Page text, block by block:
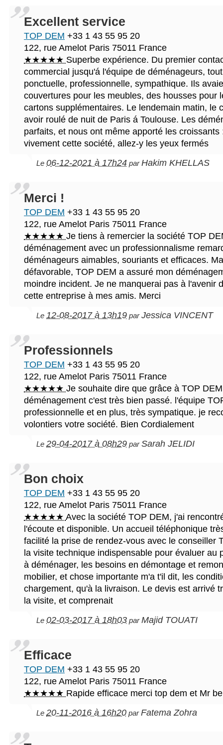
Excellent service
TOP DEM +33 1 43 55 95 20
122, rue Amelot Paris 75011 France
★★★★★ Superbe expérience. Du premier
commercial jusqu'á l'équipe de déménageurs,
ponctuelle, professionnelle, sympathique. Ils
couvertures pour les meubles, des housses pour
cartons supplémentaires. Le lendemain matin, le
avoir roulé de nuit de Paris á Toulouse. Les
parfaits, et nous ont même apporté les
vivement cette société, allez-y les yeux fermés
Le 06-12-2021 à 17h24 parHakim KHELLAS
Merci !
TOP DEM +33 1 43 55 95 20
122, rue Amelot Paris 75011 France
★★★★★ Je tiens à remercier la société TOP
déménagement avec un professionnalisme
déménageurs aimables, souriants et efficaces.
défavorable, TOP DEM a assuré mon
moindre incident. Je ne manquerai pas à l'avenir
cette entreprise à mes amis. Merci
Le 12-08-2017 à 13h19 parJessica VINCENT
Professionnels
TOP DEM +33 1 43 55 95 20
122, rue Amelot Paris 75011 France
★★★★★ Je souhaite dire que grâce à TOP
déménagement c'est très bien passé. l'équipe
professionnelle et en plus, très sympatique. je
volontiers votre société. Bien Cordialement
Le 29-04-2017 à 08h29 parSarah JELIDI
Bon choix
TOP DEM +33 1 43 55 95 20
122, rue Amelot Paris 75011 France
★★★★★ Avec la société TOP DEM, j'ai
l'écoute et disponible. Un accueil téléphonique
facilité la prise de rendez-vous avec le conseiller
la visite technique indispensable pour évaluer au
à déménager, les besoins en démontage et
mobilier, et chose importante m'a t'il dit, les
chargement, qu'à la livraison. Le devis est arrivé
la visite, et comprenait
Le 02-03-2017 à 18h03 parMajid TOUATI
Efficace
TOP DEM +33 1 43 55 95 20
122, rue Amelot Paris 75011 France
★★★★★ Rapide efficace merci top dem et Mr
Le 20-11-2016 à 16h20 parFatema Zohra